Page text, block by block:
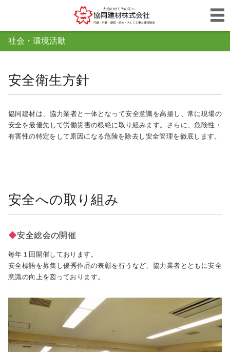
社会・環境活動
安全衛生方針
協同建材は、協力業者と一体となって安全意識を高揚し、常に現場の
安全を最優先して労働災害の根絶に取り組みます。さらに、危険性・
有害性の特定をして原因になる危険を除去し安全管理を徹底します。
安全への取り組み
◆安全総会の開催
毎年１回開催しております。
安全標語を募集し優秀作品の表彰を行うなど、協力業者とともに安全
意識の向上を図っております。